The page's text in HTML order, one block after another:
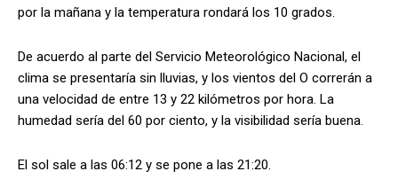
por la mañana y la temperatura rondará los 10 grados.
De acuerdo al parte del Servicio Meteorológico Nacional, el
clima se presentaría sin lluvias, y los vientos del O correrán a
una velocidad de entre 13 y 22 kilómetros por hora. La
humedad sería del 60 por ciento, y la visibilidad sería buena.
El sol sale a las 06:12 y se pone a las 21:20.